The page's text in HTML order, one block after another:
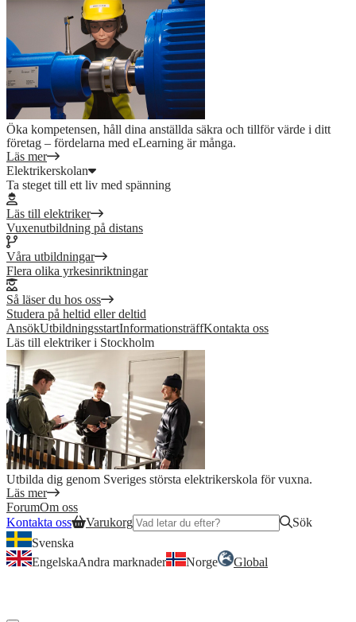
Öka kompetensen, håll dina anställda säkra och tillför värde i ditt
företag – fördelarna med eLearning är många.
Läs mer
Elektrikerskolan
Ta steget till ett liv med spänning
Läs till elektriker
Vuxenutbildning på distans
Våra utbildningar
Flera olika yrkesinriktningar
Så läser du hos oss
Studera på heltid eller deltid
AnsökUtbildningsstartInformationsträffKontakta oss
Läs till elektriker i Stockholm
Utbilda dig genom Sveriges största elektrikerskola för vuxna.
Läs mer
ForumOm oss
Kontakta oss
Varukorg
Sök
Svenska
EngelskaAndra marknader Norge
Global